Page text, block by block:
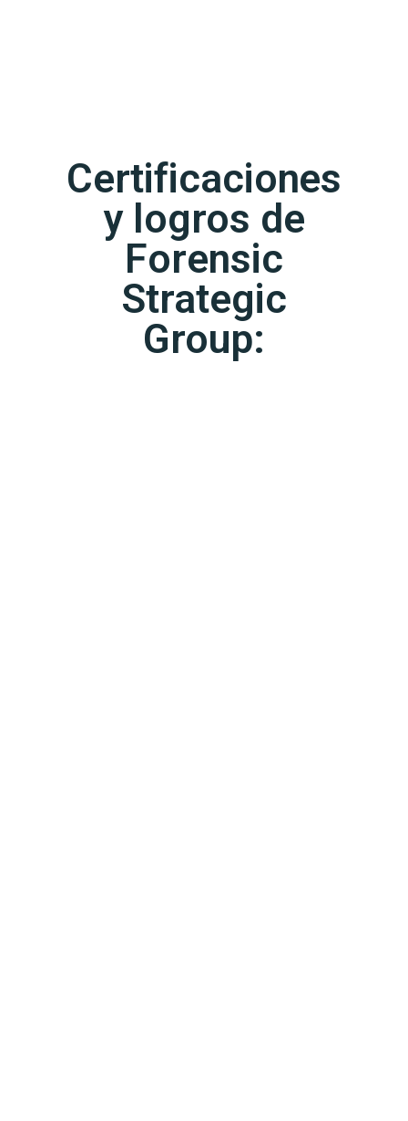
Certificaciones
y logros de
Forensic
Strategic
Group: